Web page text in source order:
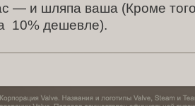
— и шляпа ваша (Кроме
10% дешевле).